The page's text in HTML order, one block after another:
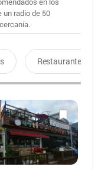
radio de 50
Restaurantes